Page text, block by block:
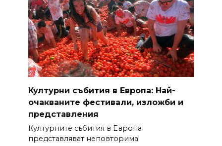
Културни събития в Европа: Най-
очакваните фестивали, изложби и
представления
Културните събития в Европа
представляват неповторима